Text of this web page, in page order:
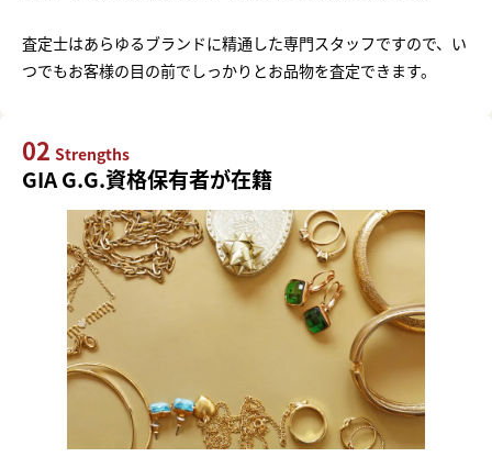
査定士はあらゆるブランドに精通した専門スタッフですので、い
つでもお客様の目の前でしっかりとお品物を査定できます。
02 Strengths
GIA G.G.資格保有者が在籍